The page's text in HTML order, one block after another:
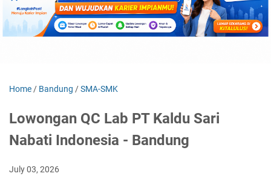
Home / Bandung /SMA-SMK
Lowongan QC Lab PT Kaldu Sari
Nabati Indonesia - Bandung
July 03, 2026